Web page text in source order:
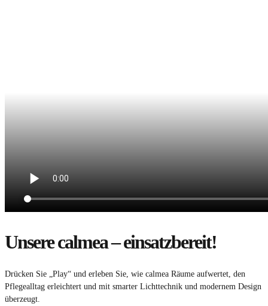
Unsere calmea – einsatzbereit!
Drücken Sie „Play“ und erleben Sie, wie calmea Räume aufwertet, den
Pflegealltag erleichtert und mit smarter Lichttechnik und modernem Design
überzeugt.